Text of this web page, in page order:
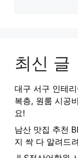
최신 글
대구 서구 인테
복층, 원룸 시공
요!
남산 맛집 추천
지 싹 다 알려드